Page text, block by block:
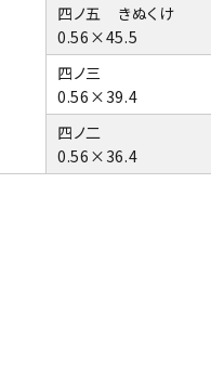
四ノ五 きぬくけ
0.56×45.5
四ノ三
0.56×39.4
四ノ二
0.56×36.4